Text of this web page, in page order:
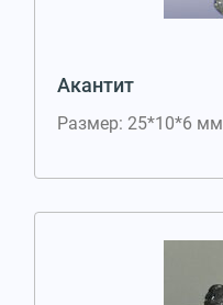
Акантит
Размер: 25*10*6 мм